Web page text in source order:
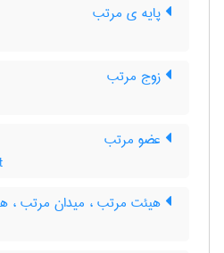
پایه ی مرتب
زوج مرتب
عضو مرتب
هیئت مرتب ، میدان مرتب ،